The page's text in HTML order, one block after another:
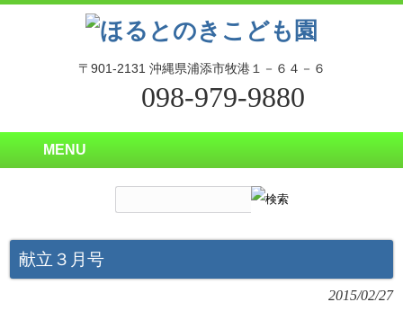
〒901-2131 沖縄県浦添市牧港１－６４－６
098-979-9880
MENU
献立３月号
2015/02/27